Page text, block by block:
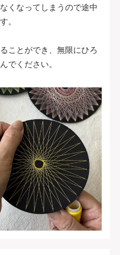
くなってしまうので途中
。
ことができ、無限にひろ
でください。